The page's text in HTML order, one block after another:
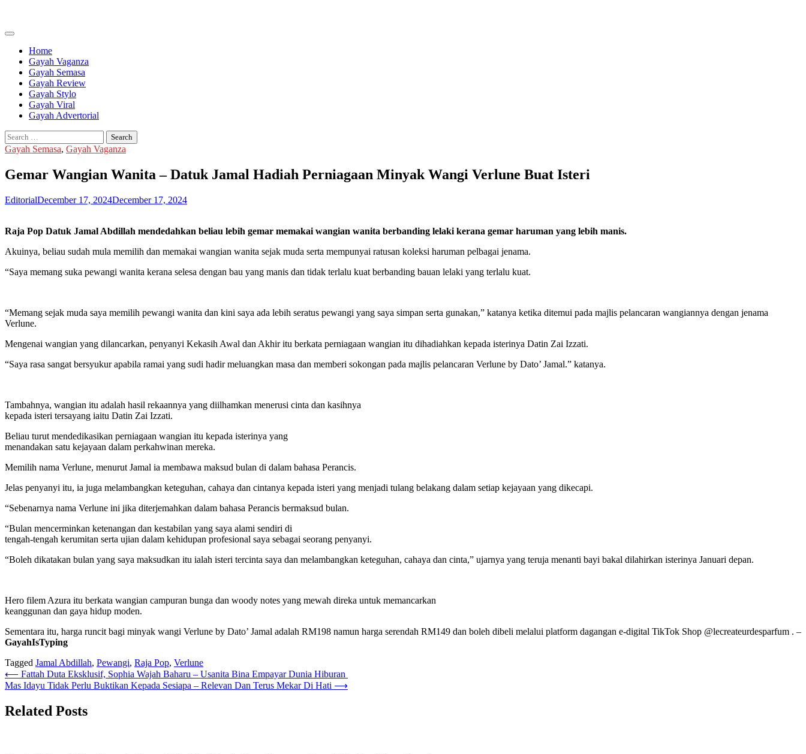
content
Home
Gayah Vaganza
Gayah Semasa
Gayah Review
Gayah Stylo
Gayah Viral
Gayah Advertorial
Search
for:
Gayah Semasa, Gayah Vaganza
Gemar Wangian Wanita – Datuk Jamal Hadiah Perniagaan Minyak Wangi Verlune Buat Isteri
EditorialDecember 17, 2024December 17, 2024
Raja Pop Datuk Jamal Abdillah mendedahkan beliau lebih gemar memakai wangian wanita berbanding lelaki kerana gemar haruman yang lebih manis.
Akuinya, beliau sudah mula memilih dan memakai wangian wanita sejak muda serta mempunyai ratusan koleksi haruman pelbagai jenama.
“Saya memang suka pewangi wanita kerana selesa dengan bau yang manis dan tidak terlalu kuat berbanding bauan lelaki yang terlalu kuat.
“Memang sejak muda saya memilih pewangi wanita dan kini saya ada lebih seratus pewangi yang saya simpan serta gunakan,” katanya ketika ditemui pada majlis pelancaran wangiannya dengan jenama
Verlune.
Mengenai wangian yang dilancarkan, penyanyi Kekasih Awal dan Akhir itu berkata perniagaan wangian itu dihadiahkan kepada isterinya Datin Zai Izzati.
“Saya rasa sangat bersyukur apabila ramai yang sudi hadir meluangkan masa dan memberi sokongan pada majlis pelancaran Verlune by Dato’ Jamal.” katanya.
Tambahnya, wangian itu adalah hasil rekaannya yang diilhamkan menerusi cinta dan kasihnya
kepada isteri tersayang iaitu Datin Zai Izzati.
Beliau turut mendedikasikan perniagaan wangian itu kepada isterinya yang
menandakan satu kejayaan dalam perkahwinan mereka.
Memilih nama Verlune, menurut Jamal ia membawa maksud bulan di dalam bahasa Perancis.
Jelas penyanyi itu, ia juga melambangkan keteguhan, cahaya dan cintanya kepada isteri yang menjadi tulang belakang dalam setiap kejayaan yang dikecapi.
“Sebenarnya nama Verlune ini jika diterjemahkan dalam bahasa Perancis bermaksud bulan.
“Bulan mencerminkan ketenangan dan kestabilan yang saya alami sendiri di
tengah-tengah kerumitan serta ujian dalam kehidupan profesional saya sebagai seorang penyanyi.
“Boleh dikatakan bulan yang saya maksudkan itu ialah isteri tercinta saya dan melambangkan keteguhan, cahaya dan cinta,” ujarnya yang teruja menanti bayi bakal dilahirkan isterinya Januari depan.
Hero filem Azura itu berkata wangian campuran bunga dan woody notes yang mewah direka untuk memancarkan
keanggunan dan gaya hidup moden.
Sementara itu, harga runcit bagi minyak wangi Verlune by Dato’ Jamal adalah RM198 namun harga serendah RM149 dan boleh dibeli melalui platform dagangan e-digital TikTok Shop @lecreateurdesparfum . –
GayahIsTyping
Tagged Jamal Abdillah, Pewangi, Raja Pop, Verlune
Post
navigation
⟵ Fattah Duta Eksklusif, Sophia Wajah Baharu – Usanita Bina Empayar Dunia Hiburan
Mas Idayu Tidak Perlu Buktikan Kepada Sesiapa – Relevan Dan Terus Mekar Di Hati ⟶
Related Posts